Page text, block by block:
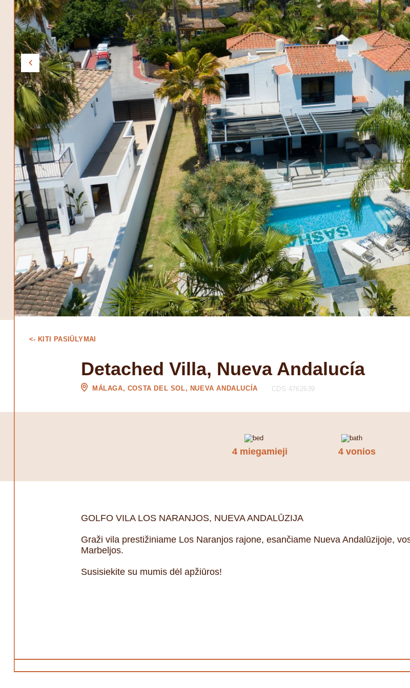
<- KITI PASIŪLYMAI
Detached Villa, Nueva Andalucía
MÁLAGA, COSTA DEL SOL, NUEVA ANDALUCÍA CDS 4762639
4 miegamieji 4 vonios
GOLFO VILA LOS NARANJOS, NUEVA ANDALŪZIJA
Graži vila prestižiniame Los Naranjos rajone, esančiame Nueva Andalūzijoje,
Marbeljos.
Susisiekite su mumis dėl apžiūros!